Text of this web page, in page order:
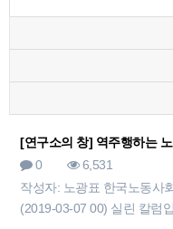
[연구소의 창] 역주행하는
0
6,531
작성자: 노광표 한국노동사
(2019-03-07 00) 실린 칼럼